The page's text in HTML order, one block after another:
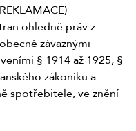
ohledně práv z
závaznými
§ 1914 až 1925, §
zákoníku a
spotřebitele, ve znění